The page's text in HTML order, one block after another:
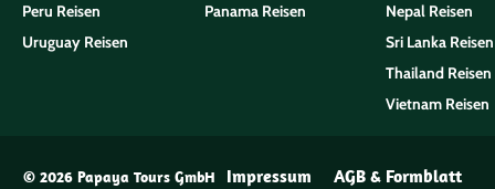
Peru Reisen
Uruguay Reisen
Panama Reisen
Nepal Reisen
Sri Lanka Reisen
Thailand Reisen
Vietnam Reisen
© 2026 Papaya Tours GmbH Impressum
AGB & Formblatt